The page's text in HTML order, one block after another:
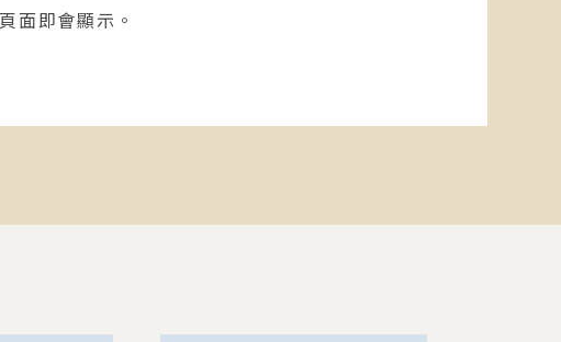
面即會顯示。